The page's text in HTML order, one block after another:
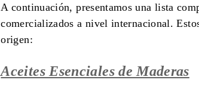
A continuación, presentamos una lista
comercializados a nivel internacional.
origen:
Aceites Esenciales de Maderas